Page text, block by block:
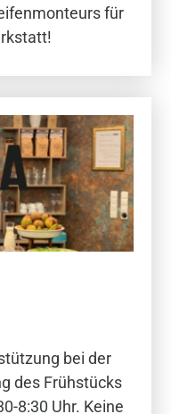
für
bei der
des Frühstücks
8:30 Uhr. Keine